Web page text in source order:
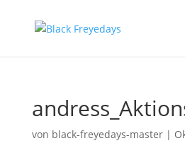
von black-freyedays-master|